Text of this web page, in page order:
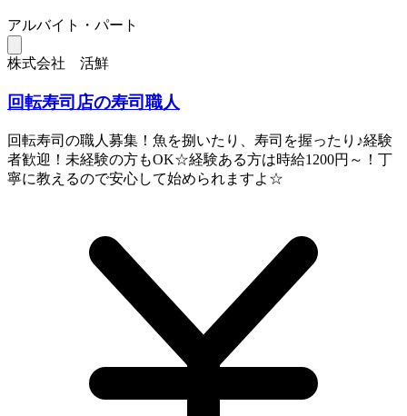
アルバイト・パート
株式会社 活鮮
回転寿司店の寿司職人
回転寿司の職人募集！魚を捌いたり、寿司を握ったり♪経験
者歓迎！未経験の方もOK☆経験ある方は時給1200円～！丁
寧に教えるので安心して始められますよ☆